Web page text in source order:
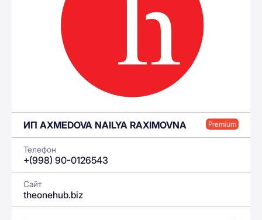
ИП AXMEDOVA NAILYA RAXIMOVNA Premium
Телефон
+(998) 90-0126543
Сайт
theonehub.biz